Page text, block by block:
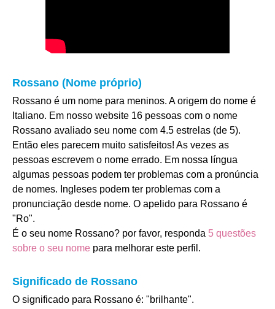
Rossano (Nome próprio)
Rossano é um nome para meninos. A origem do nome é
Italiano. Em nosso website 16 pessoas com o nome
Rossano avaliado seu nome com 4.5 estrelas (de 5).
Então eles parecem muito satisfeitos! As vezes as
pessoas escrevem o nome errado. Em nossa língua
algumas pessoas podem ter problemas com a pronúncia
de nomes. Ingleses podem ter problemas com a
pronunciação desde nome. O apelido para Rossano é
"Ro".
É o seu nome Rossano? por favor, responda 5 questões
sobre o seu nome para melhorar este perfil.
Significado de Rossano
O significado para Rossano é: "brilhante".